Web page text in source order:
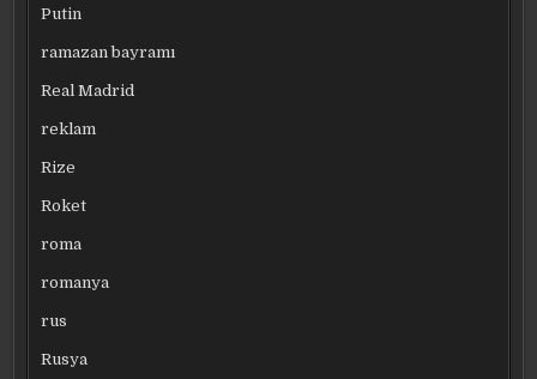
Putin
ramazan bayramı
Real Madrid
reklam
Rize
Roket
roma
romanya
rus
Rusya